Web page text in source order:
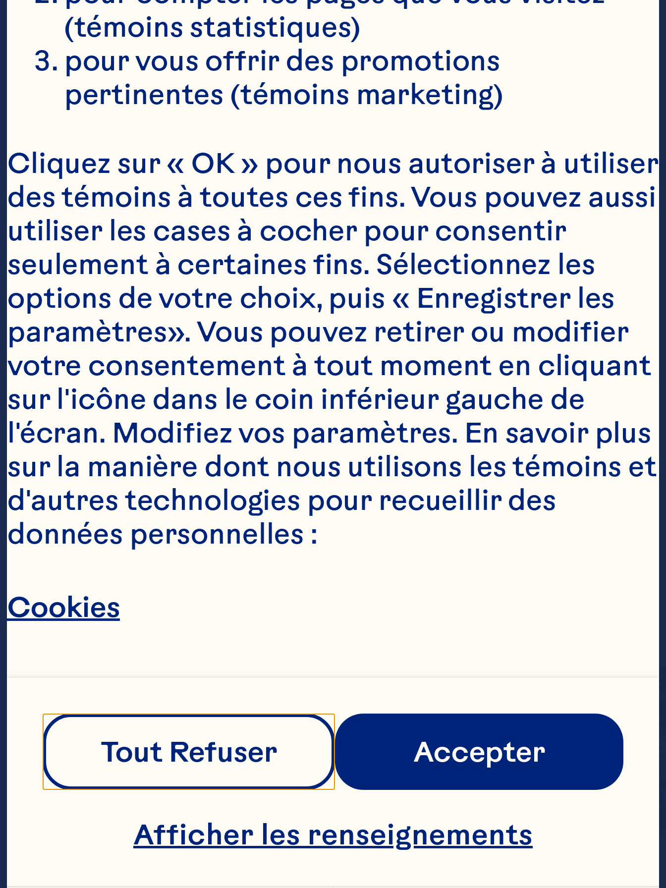
C’est un mélange de jus
(témoins statistiques)
pour vous offrir des promotions
pertinentes (témoins marketing)
Cliquez sur « OK » pour nous autoriser à utiliser
des témoins à toutes ces fins. Vous pouvez aussi
utiliser les cases à cocher pour consentir
seulement à certaines fins. Sélectionnez les
options de votre choix, puis « Enregistrer les
paramètres». Vous pouvez retirer ou modifier
votre consentement à tout moment en cliquant
sur l'icône dans le coin inférieur gauche de
l'écran. Modifiez vos paramètres. En savoir plus
sur la manière dont nous utilisons les témoins et
d'autres technologies pour recueillir des
données personnelles :
Cookies
Tout Refuser Accepter
Afficher les renseignements